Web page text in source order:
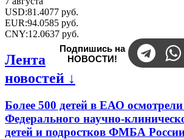
USD:81.4077 руб.
EUR:94.0585 руб.
CNY:12.0637 руб.
Подпишись на
НОВОСТИ!
Лента
новостей ↓
Более 500 детей в ЕАО
Федерального научно-
детей и подростков ФМБА